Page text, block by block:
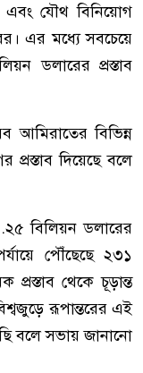
এবং যৌথ বিনিয়োগ
এর মধ্যে সবচেয়ে
ডলারের প্রস্তাব
আমিরাতের বিভিন্ন
প্রস্তাব দিয়েছে বলে
বিলিয়ন ডলারের
পৌঁছেছে ২৩১
প্রস্তাব থেকে চূড়ান্ত
রূপান্তরের এই
বলে সভায় জানানো